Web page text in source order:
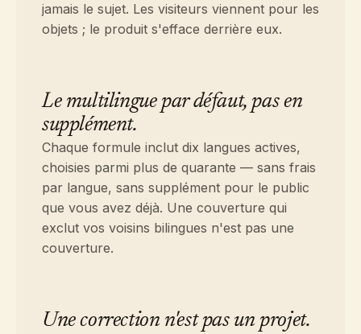
jamais le sujet. Les visiteurs viennent pour les
objets ; le produit s'efface derrière eux.
Le multilingue par défaut, pas en
supplément.
Chaque formule inclut dix langues actives,
choisies parmi plus de quarante — sans frais
par langue, sans supplément pour le public
que vous avez déjà. Une couverture qui
exclut vos voisins bilingues n'est pas une
couverture.
Une correction n'est pas un projet.